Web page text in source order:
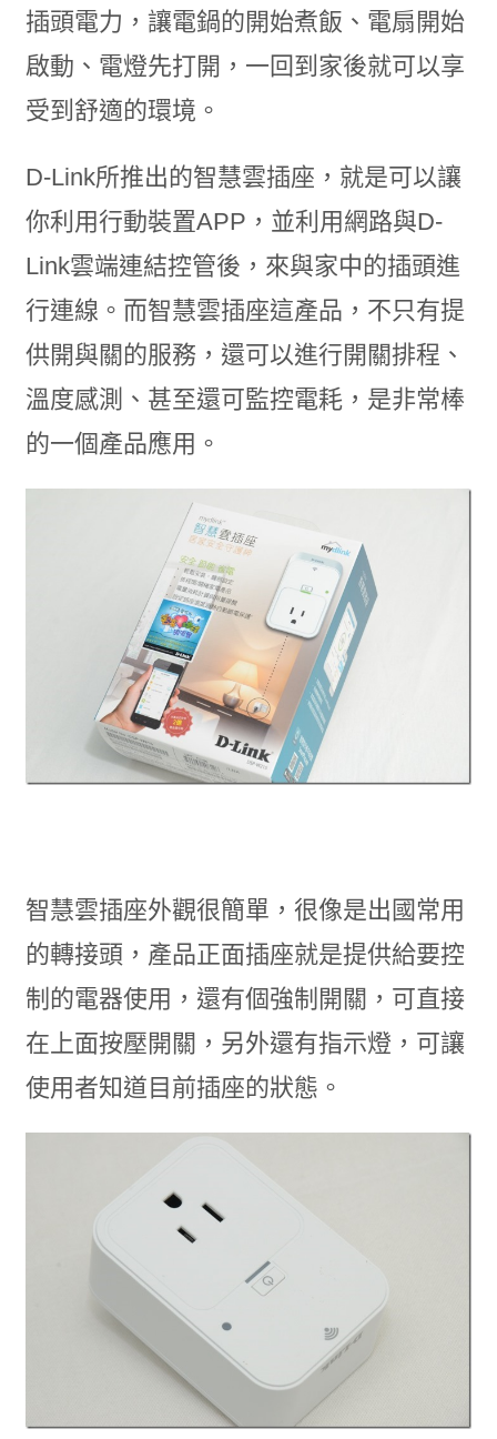
插頭電力，讓電鍋的開始煮飯、電扇開始
啟動、電燈先打開，一回到家後就可以享
受到舒適的環境。
D-Link所推出的智慧雲插座，就是可以讓
你利用行動裝置APP，並利用網路與D-
Link雲端連結控管後，來與家中的插頭進
行連線。而智慧雲插座這產品，不只有提
供開與關的服務，還可以進行開關排程、
溫度感測、甚至還可監控電耗，是非常棒
的一個產品應用。
智慧雲插座外觀很簡單，很像是出國常用
的轉接頭，產品正面插座就是提供給要控
制的電器使用，還有個強制開關，可直接
在上面按壓開關，另外還有指示燈，可讓
使用者知道目前插座的狀態。